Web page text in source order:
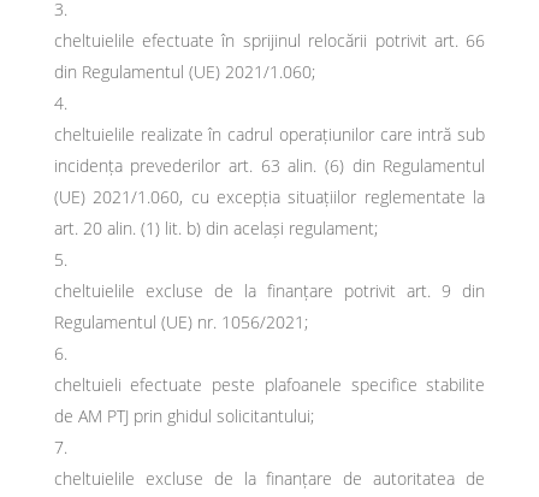
cheltuielile efectuate în sprijinul relocării potrivit art. 66
din Regulamentul (UE) 2021/1.060;
cheltuielile realizate în cadrul operațiunilor care intră sub
incidența prevederilor art. 63 alin. (6) din Regulamentul
(UE) 2021/1.060, cu excepția situațiilor reglementate la
art. 20 alin. (1) lit. b) din același regulament;
cheltuielile excluse de la finanțare potrivit art. 9 din
Regulamentul (UE) nr. 1056/2021;
cheltuieli efectuate peste plafoanele specifice stabilite
de AM PTJ prin ghidul solicitantului;
cheltuielile excluse de la finanțare de autoritatea de